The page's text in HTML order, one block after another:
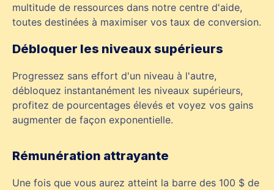
multitude de ressources dans notre centre d'aide,
toutes destinées à maximiser vos taux de conversion.
Débloquer les niveaux supérieurs
Progressez sans effort d'un niveau à l'autre,
débloquez instantanément les niveaux supérieurs,
profitez de pourcentages élevés et voyez vos gains
augmenter de façon exponentielle.
Rémunération attrayante
Une fois que vous aurez atteint la barre des 100 $ de